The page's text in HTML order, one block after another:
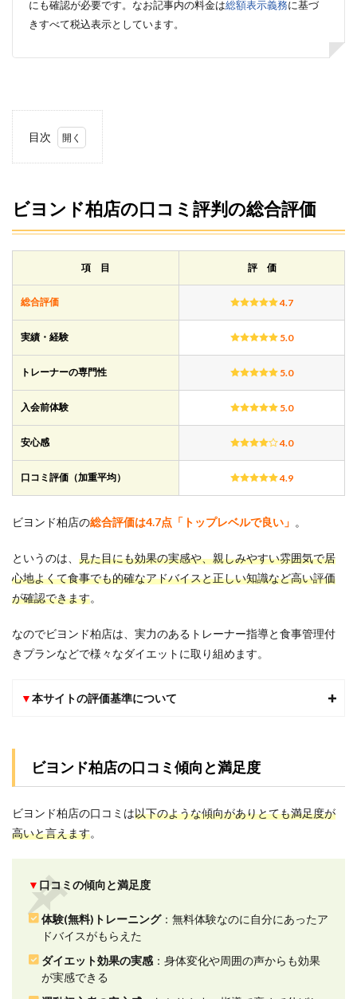
にも確認が必要です。 なお記事内の料金は総額表示義務に基づ
きすべて税込表示としています。
目次
柏店
の口
コミ
価
ンド
柏店
の口
傾向
と満
足度
ビヨ
ンド
柏店
般5
に関
する
口コ
ミ評
2.1
1.ダイ
果の
ミ評
判
2.2
2.運動
初心
感に
関す
る口
コミ
評判
2.3
3.トレ
ビヨンド柏店の口コミ評判の総合評価
項 目 評 価
総合評価 4.7
実績・経験 5.0
トレーナーの専門性 5.0
入会前体験 5.0
安心感 4.0
口コミ評価（加重平均） 4.9
ビヨンド柏店の総合評価は4.7点「トップレベルで良い」 。
というのは、 見た目にも効果の実感や、親しみやすい雰囲気で居
心地よくて食事でも的確なアドバイスと正しい知識など高い評価
が確認できます。
なのでビヨンド柏店は、実力のあるトレーナー指導と食事管理付
きプランなどで様々なダイエットに取り組めます。
▼本サイトの評価基準について
ビヨンド柏店の口コミ傾向と満足度
ビヨンド柏店の口コミは以下のような傾向がありとても満足度が
高いと言えます。
▼ 口コミの傾向と満足度
体験(無料)トレーニング：無料体験なのに自分にあったア
ドバイスがもらえた
ダイエット効果の実感 ：身体変化や周囲の声からも効果
が実感できる